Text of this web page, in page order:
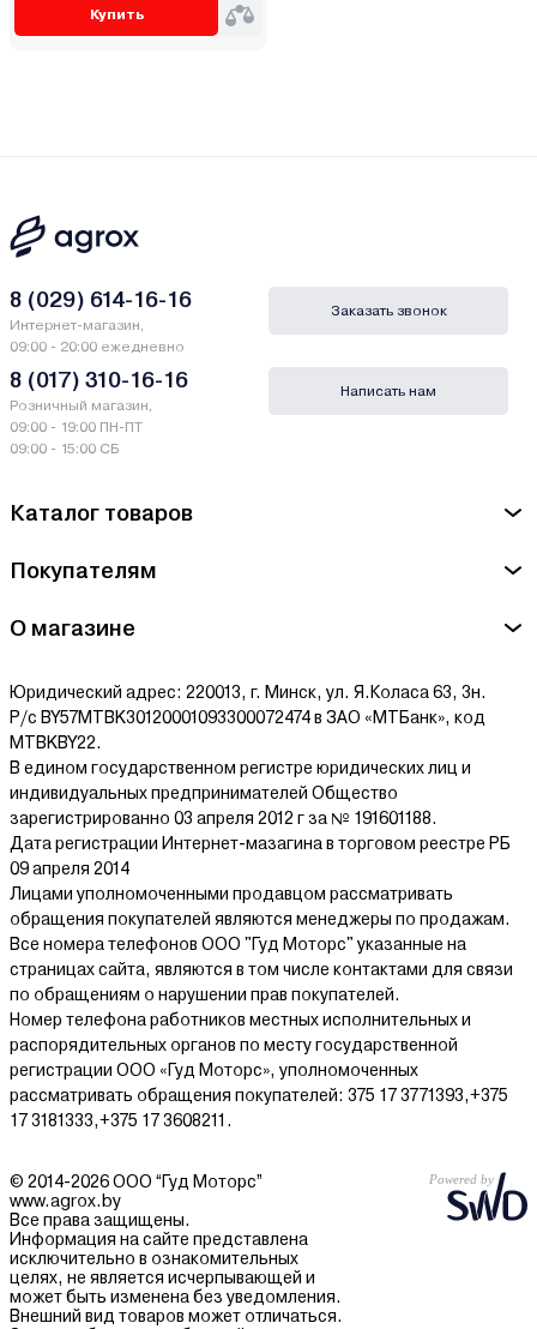
Купить
Каталог товаров
Покупателям
О магазине
Юридический адрес: 220013, г. Минск, ул. Я.Коласа 63, 3н.
Р/с BY57MTBK30120001093300072474 в ЗАО «МТБанк», код
MTBKBY22.
В едином государственном регистре юридических лиц и
индивидуальных предпринимателей Общество
зарегистрированно 03 апреля 2012 г за № 191601188.
Дата регистрации Интернет-мазагина в торговом реестре РБ
09 апреля 2014
Лицами уполномоченными продавцом рассматривать
обращения покупателей являются менеджеры по продажам.
Все номера телефонов ООО "Гуд Моторс" указанные на
страницах сайта, являются в том числе контактами для связи
по обращениям о нарушении прав покупателей.
Номер телефона работников местных исполнительных и
распорядительных органов по месту государственной
регистрации ООО «Гуд Моторс», уполномоченных
рассматривать обращения покупателей: 375 17 3771393,+375
17 3181333,+375 17 3608211.
8 (029) 614-16-16
Интернет-магазин,
09:00 - 20:00 ежедневно
8 (017) 310-16-16
Розничный магазин,
09:00 - 19:00 ПН-ПТ
09:00 - 15:00 СБ
Заказать звонок
Написать нам
© 2014-2026 ООО “Гуд Моторс”
www.agrox.by
Все права защищены.
Информация на сайте представлена
исключительно в ознакомительных
целях, не является исчерпывающей и
может быть изменена без уведомления.
Внешний вид товаров может отличаться.